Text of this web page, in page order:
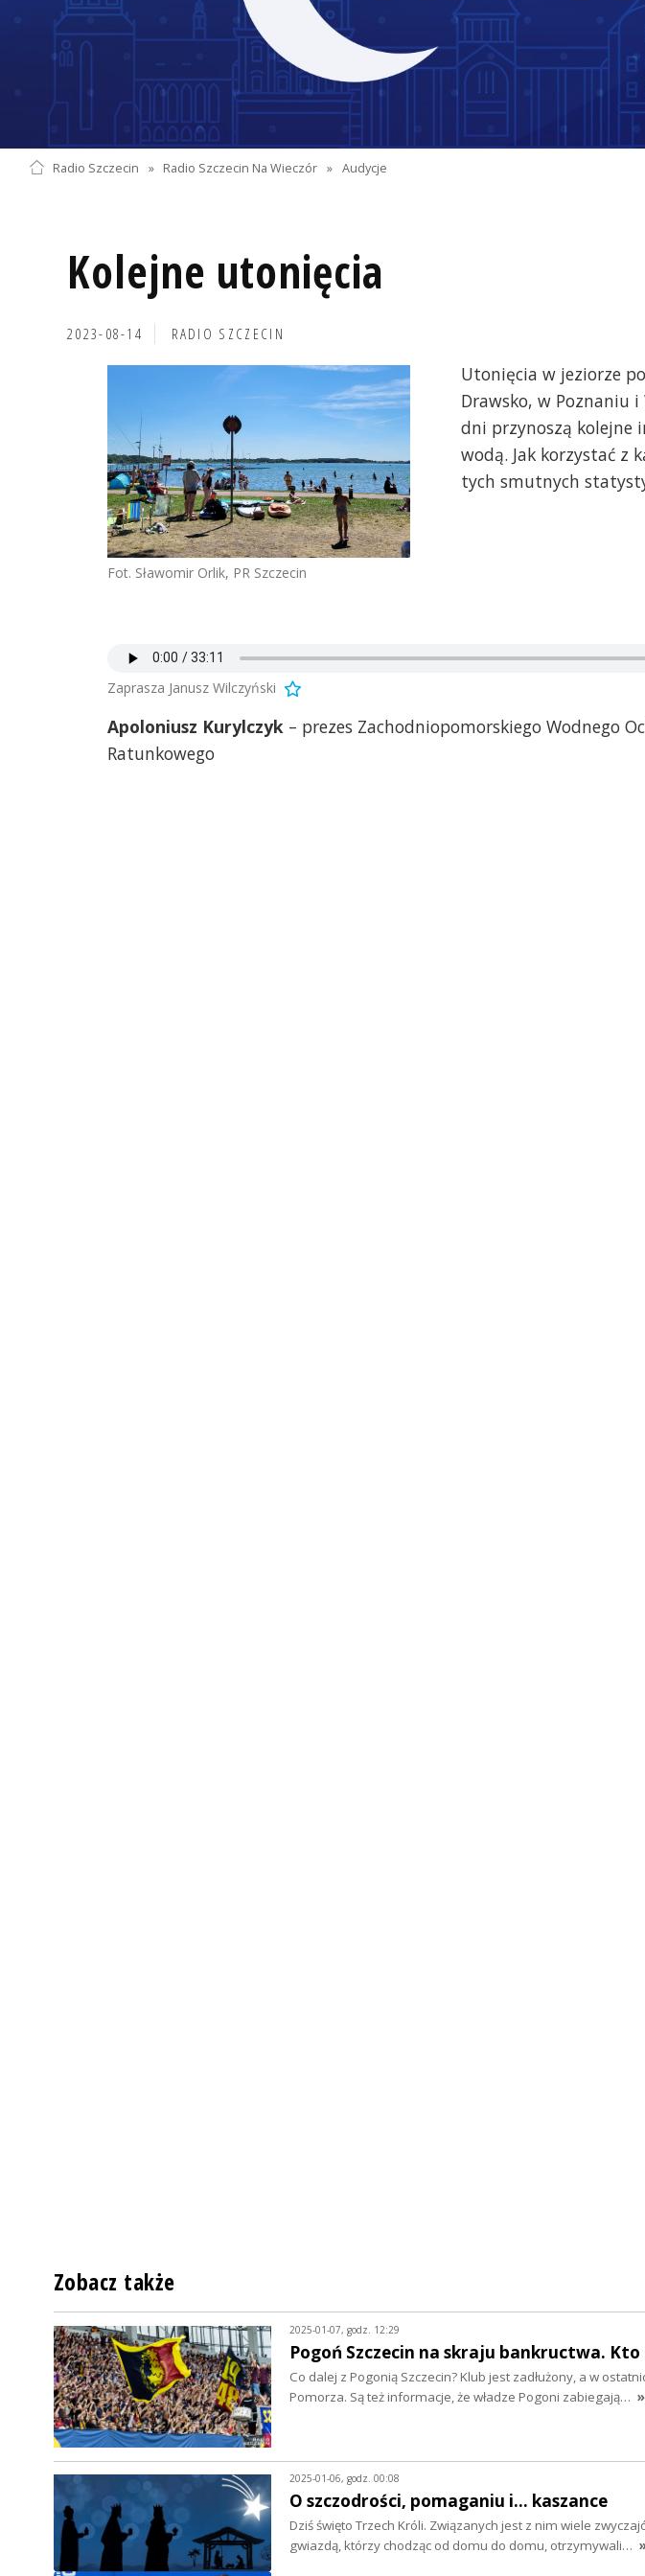
Radio Szczecin » Radio Szczecin Na Wieczór » Audycje
Kolejne utonięcia
2023-08-14 RADIO SZCZECIN
Fot. Sławomir Orlik, PR Szczecin
Utonięcia w jeziorze
Drawsko, w Poznaniu
dni przynoszą kolejne
wodą. Jak korzystać z
tych smutnych
Zaprasza Janusz Wilczyński
Apoloniusz Kurylczyk – prezes Zachodniopomorskiego Wodnego
Ratunkowego
Zobacz także
2025-01-07, godz. 12:29
Pogoń Szczecin na skraju bankructwa.
Co dalej z Pogonią Szczecin? Klub jest zadłużony, a w
Pomorza. Są też informacje, że władze Pogoni zabiegają…
2025-01-06, godz. 00:08
O szczodrości, pomaganiu i... kaszance
Dziś święto Trzech Króli. Związanych jest z nim wiele
gwiazdą, którzy chodząc od domu do domu, otrzymywali…